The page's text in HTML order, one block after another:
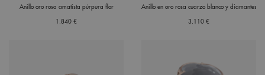
Anillo oro rosa amatista púrpura flor
1.840 €
Anillo en oro rosa cuarzo blanco y diamantes
3.110 €